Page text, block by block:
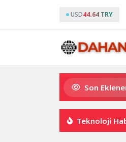
USD44.64 TRY
Son
Büyükşehir’den Darıca’ya
Teknoloji